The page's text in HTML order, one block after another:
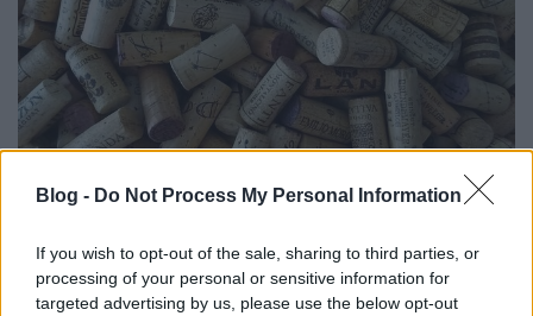
Blog - Do Not Process My Personal Information
If you wish to opt-out of the sale, sharing to third parties, or
processing of your personal or sensitive information for
targeted advertising by us, please use the below opt-out
furmintfan•2023. október 06.